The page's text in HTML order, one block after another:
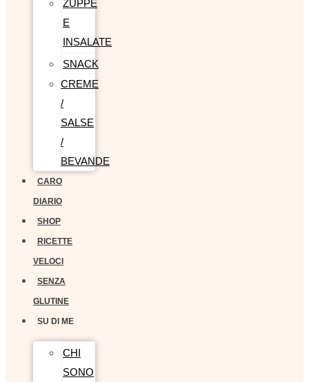
ZUPPE
E
INSALATE
SNACK
CREME
/
SALSE
/
BEVANDE
CARO
DIARIO
SHOP
RICETTE
VELOCI
SENZA
GLUTINE
SU DI ME
CHI
SONO